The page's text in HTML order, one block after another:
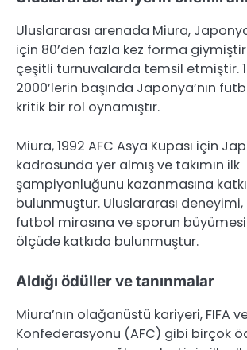
Uluslararası arenada Miura,
için 80’den fazla kez forma
çeşitli turnuvalarda temsil etmiştir.
2000’lerin başında Japonya’nın
kritik bir rol oynamıştır.
Miura, 1992 AFC Asya Kupası için
kadrosunda yer almış ve takımın ilk
şampiyonluğunu kazanmasına
bulunmuştur. Uluslararası deneyimi,
futbol mirasına ve sporun
ölçüde katkıda bulunmuştur.
Aldığı ödüller ve tanınmalar
Miura’nın olağanüstü kariyeri, FIFA
Konfederasyonu (AFC) gibi birçok